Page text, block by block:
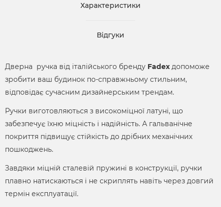
Характеристики
Відгуки
Дверна ручка від італійського бренду Fadex допоможе
зробити ваш будинок по-справжньому стильним,
відповідає сучасним дизайнерським трендам.
Ручки виготовляються з високоміцної латуні, що
забезпечує їхню міцність і надійність. А гальванічне
покриття підвищує стійкість до дрібних механічних
пошкоджень.
Завдяки міцній сталевій пружині в конструкції, ручки
плавно натискаються і не скриплять навіть через довгий
термін експлуатації.